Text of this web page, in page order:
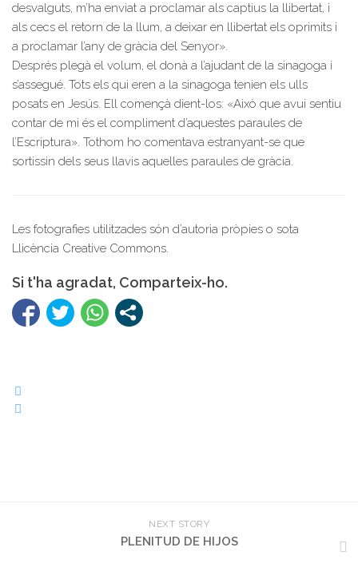
desvalguts, m’ha enviat a proclamar als captius la llibertat, i
als cecs el retorn de la llum, a deixar en llibertat els oprimits i
a proclamar l’any de gràcia del Senyor».
Després plegà el volum, el donà a l’ajudant de la sinagoga i
s’assegué. Tots els qui eren a la sinagoga tenien els ulls
posats en Jesús. Ell començà dient-los: «Això que avui sentiu
contar de mi és el compliment d’aquestes paraules de
l’Escriptura». Tothom ho comentava estranyant-se que
sortissin dels seus llavis aquelles paraules de gràcia.
Les fotografies utilitzades són d’autoria pròpies o sota
Llicència Creative Commons.
Si t'ha agradat, Comparteix-ho.
NEXT STORY
PLENITUD DE HIJOS